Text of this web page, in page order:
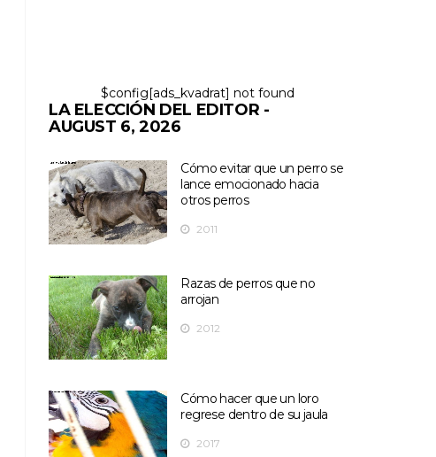
$config[ads_kvadrat] not found
LA ELECCIÓN DEL EDITOR -
AUGUST 6, 2026
Cómo evitar que un perro se
lance emocionado hacia
otros perros
2011
Razas de perros que no
arrojan
2012
Cómo hacer que un loro
regrese dentro de su jaula
2017